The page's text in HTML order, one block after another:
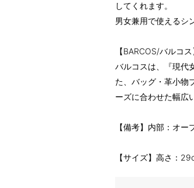
してくれます。
男女兼用で使えるシ
【BARCOS/バルコス
バルコスは、『現代
た、バッグ・革小物
ーズに合わせた幅広
【備考】内部：オ
【サイズ】高さ：